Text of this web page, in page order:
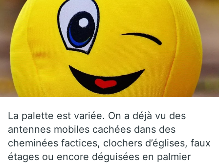
La palette est variée. On a déjà vu des
antennes mobiles cachées dans des
cheminées factices, clochers d’églises, faux
étages ou encore déguisées en palmier